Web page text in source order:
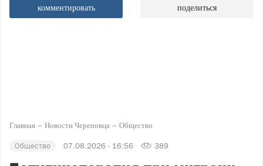
комментировать поделиться
Главная Новости Череповца Общество
Общество 07.08.2026 - 16:56 389